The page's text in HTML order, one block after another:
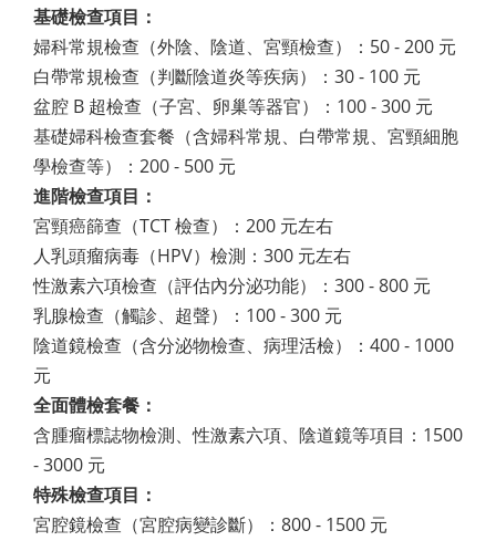
基礎檢查項目：
婦科常規檢查（外陰、陰道、宮頸檢查）：50 - 200 元
白帶常規檢查（判斷陰道炎等疾病）：30 - 100 元
盆腔 B 超檢查（子宮、卵巢等器官）：100 - 300 元
基礎婦科檢查套餐（含婦科常規、白帶常規、宮頸細胞
學檢查等）：200 - 500 元
進階檢查項目：
宮頸癌篩查（TCT 檢查）：200 元左右
人乳頭瘤病毒（HPV）檢測：300 元左右
性激素六項檢查（評估內分泌功能）：300 - 800 元
乳腺檢查（觸診、超聲）：100 - 300 元
陰道鏡檢查（含分泌物檢查、病理活檢）：400 - 1000
元
全面體檢套餐：
含腫瘤標誌物檢測、性激素六項、陰道鏡等項目：1500
- 3000 元
特殊檢查項目：
宮腔鏡檢查（宮腔病變診斷）：800 - 1500 元